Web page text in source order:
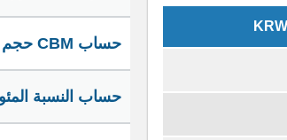
حساب CBM حجم الشحنة التجارية
حساب النسبة